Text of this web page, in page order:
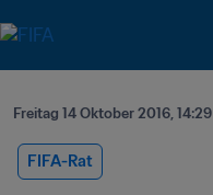
Freitag 14 Oktober 2016, 14:29
FIFA-Rat